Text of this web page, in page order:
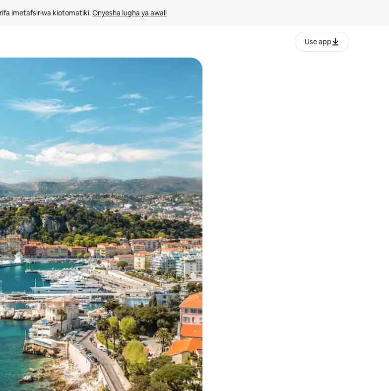
imetafsiriwa kiotomatiki. Onyesha lugha ya awali
Use app
juu na chini au uchunguze kwa kugusa au kutelezesha kidole kwenye ishara.